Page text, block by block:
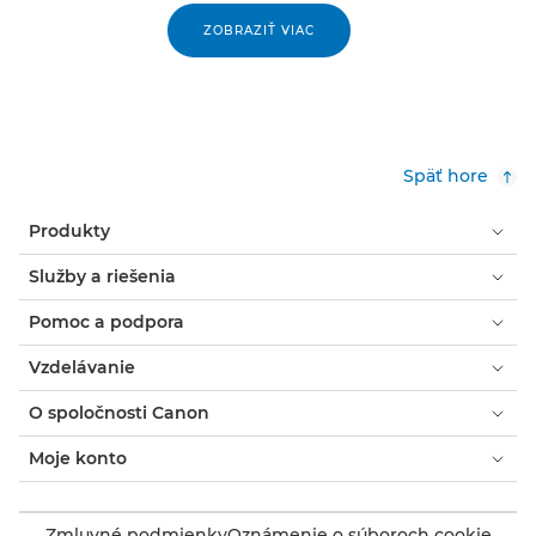
ZOBRAZIŤ VIAC
Späť hore
Produkty
Služby a riešenia
Pomoc a podpora
Vzdelávanie
O spoločnosti Canon
Moje konto